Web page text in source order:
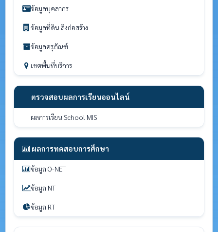
ข้อมูลบุคลากร
ข้อมูลที่ดิน สิ่งก่อสร้าง
ข้อมูลครุภัณฑ์
เขตพื้นที่บริการ
ตรวจสอบผลการเรียนออนไลน์
ผลการเรียน School MIS
ผลการทดสอบการศึกษา
ข้อมูล O-NET
ข้อมูล NT
ข้อมูล RT